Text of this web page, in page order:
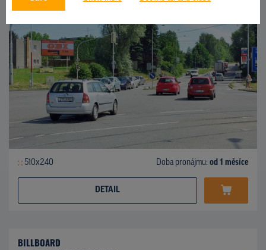
510x240 Doba pronájmu: od 1 měsíce
DETAIL
BILLBOARD